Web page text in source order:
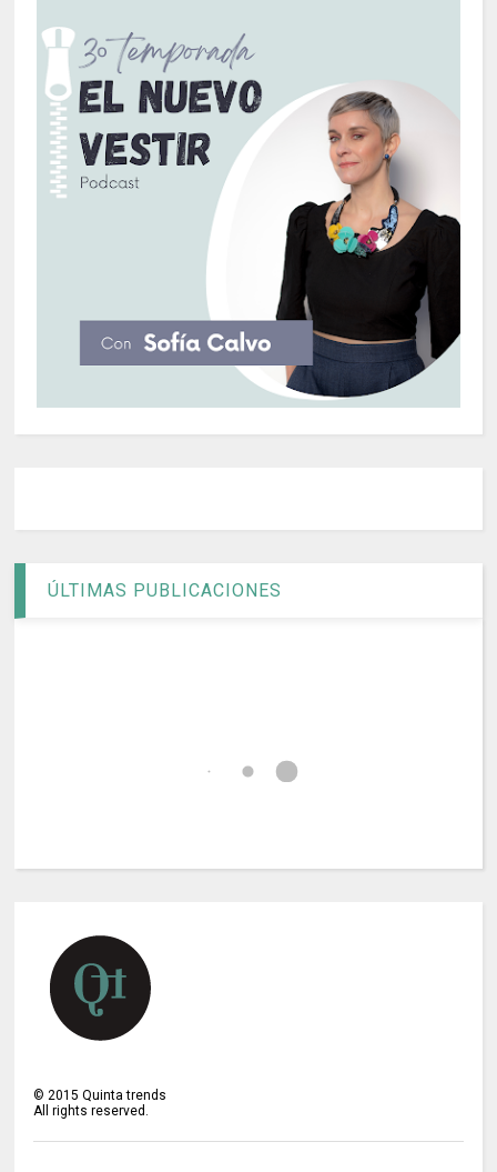
ÚLTIMAS PUBLICACIONES
© 2015 Quinta trends
All rights reserved.